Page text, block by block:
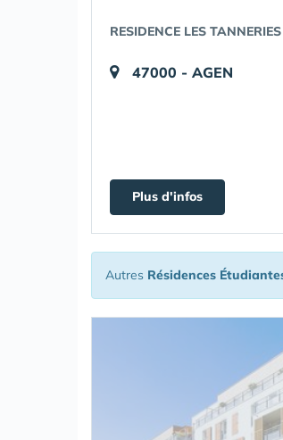
RESIDENCE LES TANNERIES
47000 - AGEN
Plus d'infos
Autres Résidences